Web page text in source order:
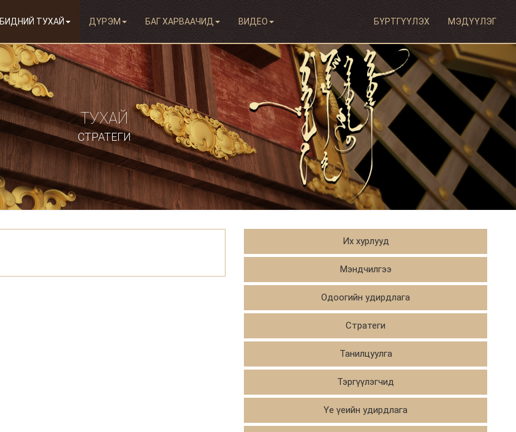
БИДНИЙ ТУХАЙ ДҮРЭМ БАГ ХАРВААЧИД ВИДЕО БҮРТГҮҮЛЭХ МЭДҮҮЛЭГ
ТУХАЙ
СТРАТЕГИ
Их хурлууд
Мэндчилгээ
Одоогийн удирдлага
Стратеги
Танилцуулга
Тэргүүлэгчид
Үе үеийн удирдлага